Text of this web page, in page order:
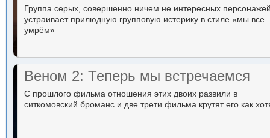
Группа серых, совершенно ничем не интересных
устраивает прилюдную групповую истерику в стиле «мы все
умрём»
Веном 2: Теперь мы встречаемся
С прошлого фильма отношения этих двоих развили в
ситкомовский броманс и две трети фильма крутят его как